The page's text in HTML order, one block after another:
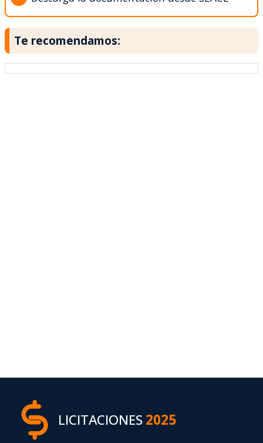
Te recomendamos:
LICITACIONES2025